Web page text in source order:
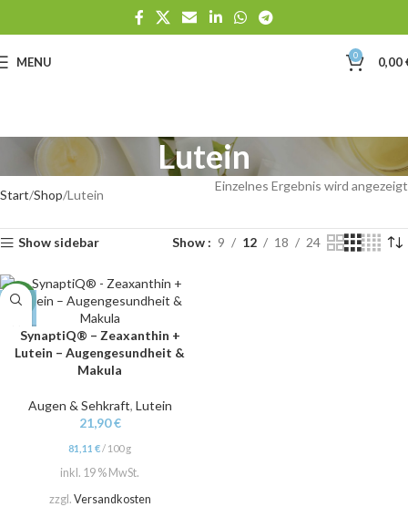
MENU 0 0,00
Lutein
Start Shop Lutein
Einzelnes Ergebnis wird angezeigt
Show sidebar Show 9 12 18 24
NEW
SynaptiQ® – Zeaxanthin +
Lutein – Augengesundheit &
Makula
Augen & Sehkraft, Lutein
21,90€
81,11 €/ 100 g
inkl. 19 % MwSt.
zzgl. Versandkosten